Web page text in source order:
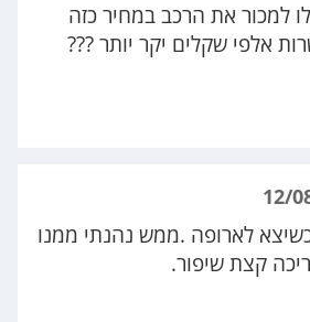
למכור את הרכב במחיר כזה
אלפי שקלים יקר יותר ???
כשיצא לארופה .ממש נהנתי ממנו
קצת שיפור.